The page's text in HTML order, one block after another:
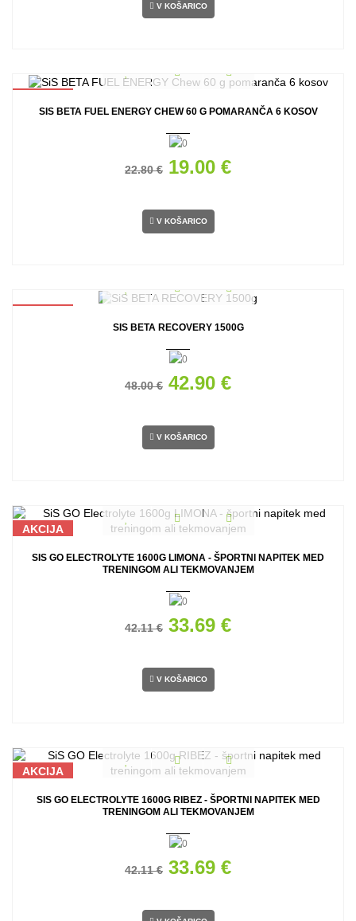
V KOŠARICO
SIS BETA FUEL ENERGY CHEW 60 G POMARANČA 6 KOSOV
22.80 € 19.00 €
V KOŠARICO
SIS BETA RECOVERY 1500G
48.00 € 42.90 €
V KOŠARICO
AKCIJA
SIS GO ELECTROLYTE 1600G LIMONA - ŠPORTNI NAPITEK MED
TRENINGOM ALI TEKMOVANJEM
42.11 € 33.69 €
V KOŠARICO
AKCIJA
SIS GO ELECTROLYTE 1600G RIBEZ - ŠPORTNI NAPITEK MED
TRENINGOM ALI TEKMOVANJEM
42.11 € 33.69 €